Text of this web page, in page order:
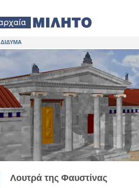
ΔΙΔΥΜΑ
Λουτρά της Φαυστίνας